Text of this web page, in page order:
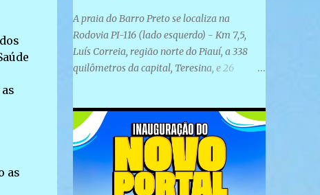
as
A praia do Barro Preto se localiza na
Rodovia PI-116 (lado esquerdo) - Km 7,5,
Luís Correia, região norte do Piauí, a 338
quilômetros da capital, Teresina, e 26
plana e retilínea na maior parte de sua
extensão, chegando a mais ou menos a 1,5
km de paisagens exuberantes. Possui ondas
suaves devido ao extensivo molhe de pedras
que não chegam a 2 metros de altura, não